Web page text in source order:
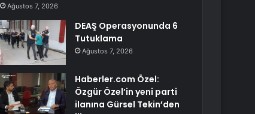
Ağustos 7, 2026
DEAŞ Operasyonunda 6
Tutuklama
Ağustos 7, 2026
Haberler.com Özel:
Özgür Özel’in yeni parti
ilanına Gürsel Tekin’den